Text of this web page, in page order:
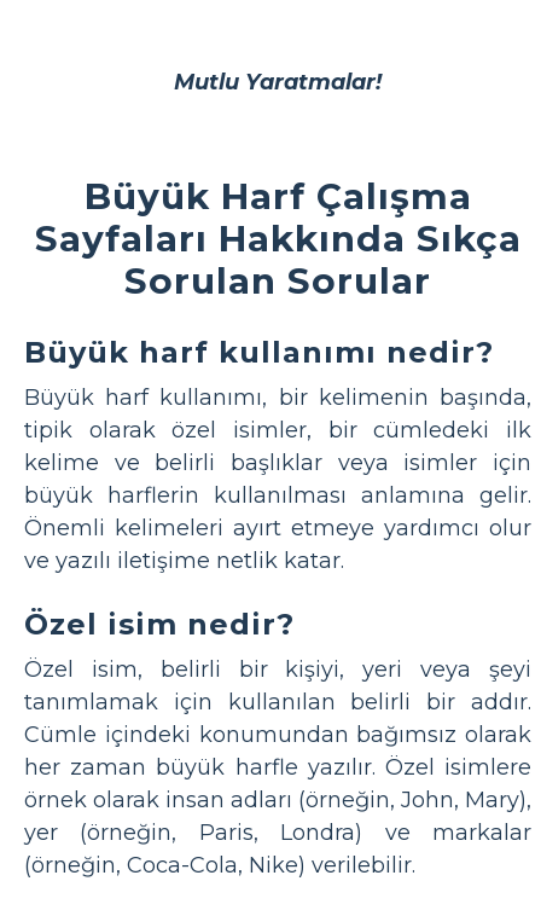
Mutlu Yaratmalar!
Büyük Harf Çalışma
Sayfaları Hakkında Sıkça
Sorulan Sorular
Büyük harf kullanımı nedir?
Büyük harf kullanımı, bir kelimenin başında,
tipik olarak özel isimler, bir cümledeki ilk
kelime ve belirli başlıklar veya isimler için
büyük harflerin kullanılması anlamına gelir.
Önemli kelimeleri ayırt etmeye yardımcı olur
ve yazılı iletişime netlik katar.
Özel isim nedir?
Özel isim, belirli bir kişiyi, yeri veya şeyi
tanımlamak için kullanılan belirli bir addır.
Cümle içindeki konumundan bağımsız olarak
her zaman büyük harfle yazılır. Özel isimlere
örnek olarak insan adları (örneğin, John, Mary),
yer (örneğin, Paris, Londra) ve markalar
(örneğin, Coca-Cola, Nike) verilebilir.